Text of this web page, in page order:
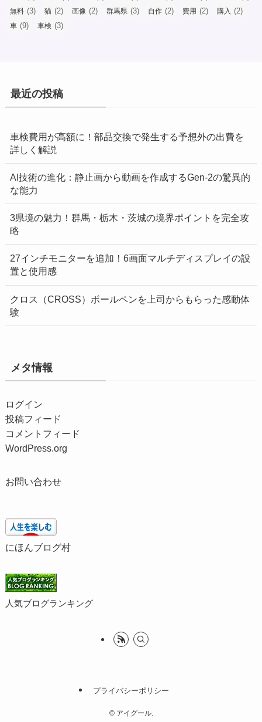
無料 (3) 猫 (2) 画像 (2) 群馬県 (3) 自作 (2) 費用 (2) 購入 (2)
車 (9) 車検 (3)
最近の投稿
車検費用が高額に！部品交換で発生する予想外の出費を
詳しく解説
AI技術の進化：静止画から動画を作成するGen-2の驚異的
な能力
3県境の魅力！群馬・栃木・茨城の境界ポイントを完全攻
略
27インチモニターを追加！6画面マルチディスプレイの設
置と使用感
クロス（CROSS）ボールペンを上司からもらった感動体
験
メタ情報
ログイン
投稿フィード
コメントフィード
WordPress.org
お問い合わせ
にほんブログ村
人気ブログランキング
プライバシーポリシー
©アイグール.